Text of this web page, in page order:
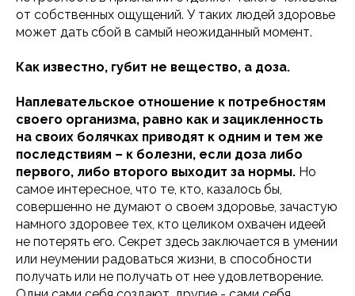
от собственных ощущений. У таких людей здоровье
может дать сбой в самый неожиданный момент.
Как известно, губит не вещество, а доза.
Наплевательское отношение к потребностям
своего организма, равно как и зацикленность
на своих болячках приводят к одним и тем же
последствиям – к болезни, если доза либо
первого, либо второго выходит за нормы. Но
самое интересное, что те, кто, казалось бы,
совершенно не думают о своем здоровье, зачастую
намного здоровее тех, кто целиком охвачен идеей
не потерять его. Секрет здесь заключается в умении
или неумении радоваться жизни, в способности
получать или не получать от нее удовлетворение.